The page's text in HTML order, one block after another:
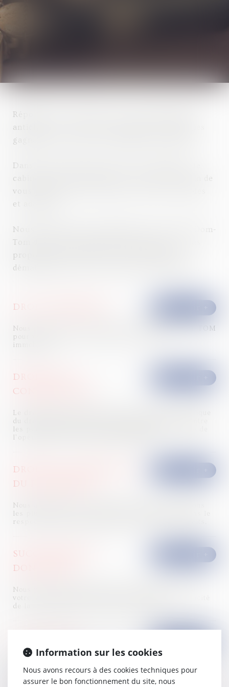
Répondre à vos besoins et vos interrogations,
anticiper les obstacles, imaginer des stratégies
gagnantes, tels sont les objectifs du cabinet.
Dans une relation d’écoute et de confiance, le
cabinet met son expertise à votre service, afin de
vous proposer des solutions concrètes, rapides
et adaptées.
Nous intervenons en Martinique et dans les Dom-
Tom de façon ponctuelle si besoin ou en vous
proposant un véritable service juridique
dématérialisé, pour vos besoins à la demande.
DROIT IMMOBILIER
Nous intervenons en Martinique et dans les DOM-TOM
pour vous assister en conseil et contentieux
immobilier.
DROIT DE LA
CONSTRUCTION
Le droit de la construction est une branche spécifique
du droit immobilier. Il s’intéresse aux rapports entre
les personnes et entités intervenant dans le cadre de
DROIT DE LA FAMILLE ET
DU PATRIMOINE
Nous agissons à vos côtés pour trouver les solutions
les plus adaptées aux situations conflictuelles dans le
respect de votre intimité pour faire valoir vos droits.
SUCCESSIONS ET
DONATIONS
Nous vous accompagnons dans la planification de
votre stratégie successorale afin d'assurer l'efficacité
de la transmission et d'éviter tous litiges.
En qualité d’avocat fiscaliste nous vous apportons une
assistance de premier plan dans le cadre des
procédures fiscales de contrôle et contentieux dont
vous faites l’objet.
Information sur les cookies
Nous avons recours à des cookies techniques pour
assurer le bon fonctionnement du site, nous